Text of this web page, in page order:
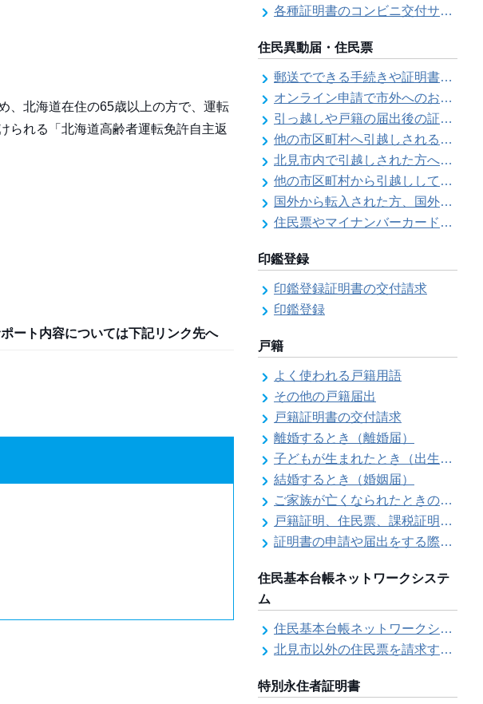
、北海道在住の65歳以上の方で、運転
られる「北海道高齢者運転免許自主返
ート内容については下記リンク先へ
各種証明書のコンビニ交付サービス
住民異動届・住民票
郵送でできる手続きや証明書等の交付請求（住民票・戸籍・国民年金関係）
オンライン申請で市外へのお引越し手続き（転出届）ができます
引っ越しや戸籍の届出後の証明書発行可能日
他の市区町村へ引越しされる方へ（転出届）
北見市内で引越しされた方へ（転居届）
他の市区町村から引越しして来た方へ（転入届）
国外から転入された方、国外へ転出される方へ
住民票やマイナンバーカード、印鑑証明書に旧氏（旧姓）が併記できるようになりました！
印鑑登録
印鑑登録証明書の交付請求
印鑑登録
戸籍
よく使われる戸籍用語
その他の戸籍届出
戸籍証明書の交付請求
離婚するとき（離婚届）
子どもが生まれたとき（出生届）
結婚するとき（婚姻届）
ご家族が亡くなられたときの各種手続きのご案内（死亡届）
戸籍証明、住民票、課税証明書等の証明書を郵送で請求する際の本人確認
証明書の申請や届出をする際の本人確認
住民基本台帳ネットワークシステ
ム
住民基本台帳ネットワークシステム
北見市以外の住民票を請求する（住民票の広域交付）
特別永住者証明書